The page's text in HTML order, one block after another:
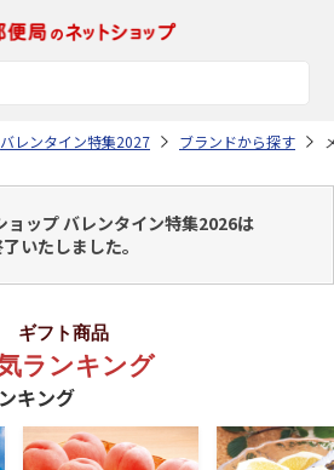
バレンタイン特集2027 ブランドから探す
ョップ バレンタイン特集2026は
いたしました。
ギフト商品
ランキング
キング